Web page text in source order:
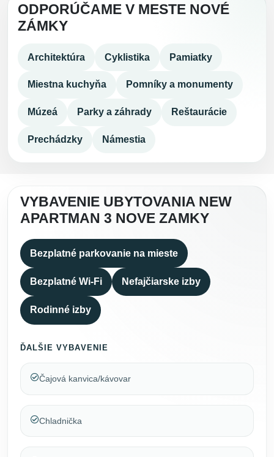
ODPORÚČAME V MESTE NOVÉ
ZÁMKY
Architektúra Cyklistika Pamiatky
Miestna kuchyňa Pomníky a monumenty
Múzeá Parky a záhrady Reštaurácie
Prechádzky Námestia
VYBAVENIE UBYTOVANIA NEW
APARTMAN 3 NOVE ZAMKY
Bezplatné parkovanie na mieste
Bezplatné Wi-Fi Nefajčiarske izby
Rodinné izby
ĎALŠIE VYBAVENIE
Čajová kanvica/kávovar
Chladnička